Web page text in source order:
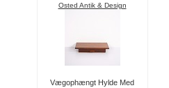
Osted Antik & Design
Vægophængt Hylde Med